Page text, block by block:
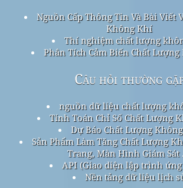
Nguồn Cấp Thông Tin Và Bài Viết
Không Khí
Thí nghiệm chất lượng
Phân Tích Cảm Biến Chất
Câu hỏi thường
nguồn dữ liệu chất lượng
Tính Toán Chỉ Số Chất Lượng
Dự Báo Chất Lượng
Sản Phẩm Làm Tăng Chất Lượng
Trang, Màn Hình Giám Sát
API (Giao diện lập trình
Nền tảng dữ liệu lịch